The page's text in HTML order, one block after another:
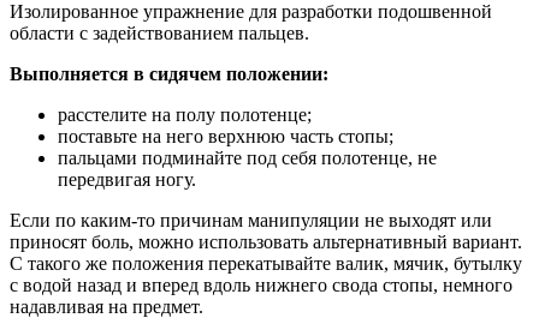
Изолированное упражнение для разработки подошвенной
области с задействованием пальцев.
Выполняется в сидячем положении:
расстелите на полу полотенце;
поставьте на него верхнюю часть стопы;
пальцами подминайте под себя полотенце, не
передвигая ногу.
Если по каким-то причинам манипуляции не выходят или
приносят боль, можно использовать альтернативный вариант.
С такого же положения перекатывайте валик, мячик, бутылку
с водой назад и вперед вдоль нижнего свода стопы, немного
надавливая на предмет.